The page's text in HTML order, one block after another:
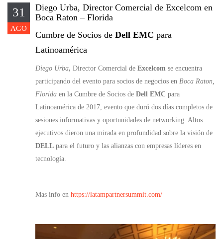
31
AGO
Diego Urba, Director Comercial de Excelcom en
Boca Raton – Florida
Cumbre de Socios de Dell EMC para
Latinoamérica
Diego Urba, Director Comercial de Excelcom se encuentra
participando del evento para socios de negocios en Boca Raton,
Florida en la Cumbre de Socios de Dell EMC para
Latinoamérica de 2017, evento que duró dos días completos de
sesiones informativas y oportunidades de networking. Altos
ejecutivos dieron una mirada en profundidad sobre la visión de
DELL para el futuro y las alianzas con empresas líderes en
tecnología.
Mas info en https://latampartnersummit.com/